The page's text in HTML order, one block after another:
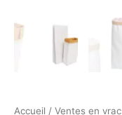
Accueil / Ventes en vrac